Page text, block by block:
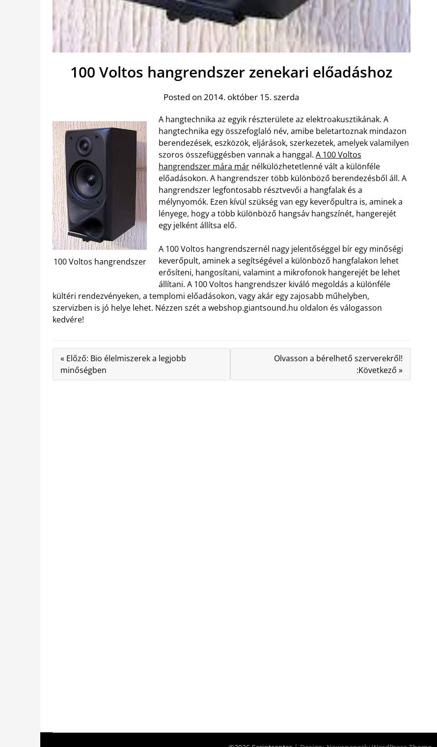
100 Voltos hangrendszer zenekari előadáshoz
Posted on 2014. október 15. szerda
100 Voltos hangrendszer
A hangtechnika az egyik részterülete az elektroakusztikának. A
hangtechnika egy összefoglaló név, amibe beletartoznak mindazon
berendezések, eszközök, eljárások, szerkezetek, amelyek valamilyen
szoros összefüggésben vannak a hanggal. A 100 Voltos
hangrendszer mára már nélkülözhetetlenné vált a különféle
előadásokon. A hangrendszer több különböző berendezésből áll. A
hangrendszer legfontosabb résztvevői a hangfalak és a
mélynyomók. Ezen kívül szükség van egy keverőpultra is, aminek a
lényege, hogy a több különböző hangsáv hangszínét, hangerejét
egy jelként állítsa elő.
A 100 Voltos hangrendszernél nagy jelentőséggel bír egy minőségi
keverőpult, aminek a segítségével a különböző hangfalakon lehet
erősíteni, hangosítani, valamint a mikrofonok hangerejét be lehet
állítani. A 100 Voltos hangrendszer kiváló megoldás a különféle
kültéri rendezvényeken, a templomi előadásokon, vagy akár egy zajosabb műhelyben,
szervizben is jó helye lehet. Nézzen szét a webshop.giantsound.hu oldalon és válogasson
kedvére!
« Előző: Bio élelmiszerek a legjobb
minőségben
Olvasson a bérelhető szerverekről!
:Következő »